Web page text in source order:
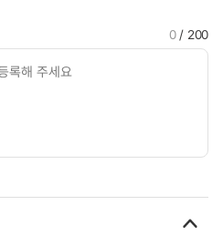
0/ 200